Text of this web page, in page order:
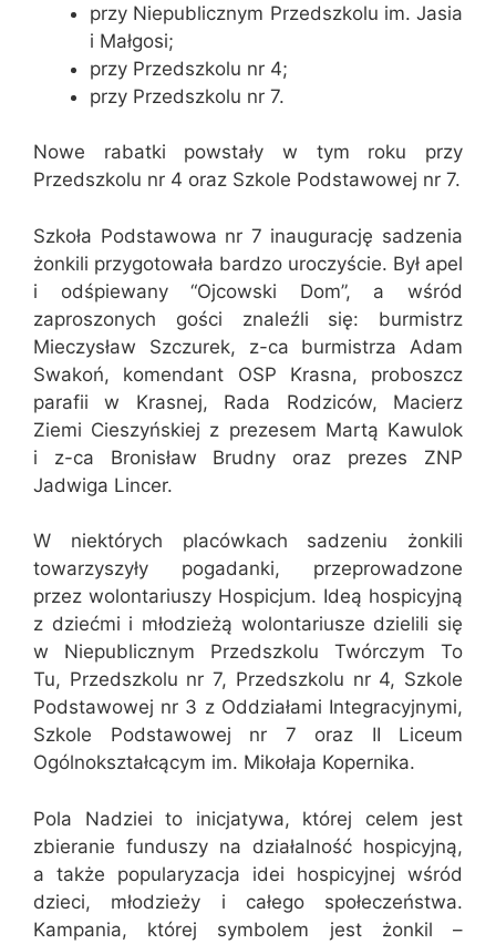
przy Niepublicznym Przedszkolu im. Jasia
i Małgosi;
przy Przedszkolu nr 4;
przy Przedszkolu nr 7.
Nowe rabatki powstały w tym roku przy
Przedszkolu nr 4 oraz Szkole Podstawowej nr 7.
Szkoła Podstawowa nr 7 inaugurację sadzenia
żonkili przygotowała bardzo uroczyście. Był apel
i odśpiewany “Ojcowski Dom”, a wśród
zaproszonych gości znaleźli się: burmistrz
Mieczysław Szczurek, z-ca burmistrza Adam
Swakoń, komendant OSP Krasna, proboszcz
parafii w Krasnej, Rada Rodziców, Macierz
Ziemi Cieszyńskiej z prezesem Martą Kawulok
i z-ca Bronisław Brudny oraz prezes ZNP
Jadwiga Lincer.
W niektórych placówkach sadzeniu żonkili
towarzyszyły pogadanki, przeprowadzone
przez wolontariuszy Hospicjum. Ideą hospicyjną
z dziećmi i młodzieżą wolontariusze dzielili się
w Niepublicznym Przedszkolu Twórczym To
Tu, Przedszkolu nr 7, Przedszkolu nr 4, Szkole
Podstawowej nr 3 z Oddziałami Integracyjnymi,
Szkole Podstawowej nr 7 oraz II Liceum
Ogólnokształcącym im. Mikołaja Kopernika.
Pola Nadziei to inicjatywa, której celem jest
zbieranie funduszy na działalność hospicyjną,
a także popularyzacja idei hospicyjnej wśród
dzieci, młodzieży i całego społeczeństwa.
Kampania, której symbolem jest żonkil –